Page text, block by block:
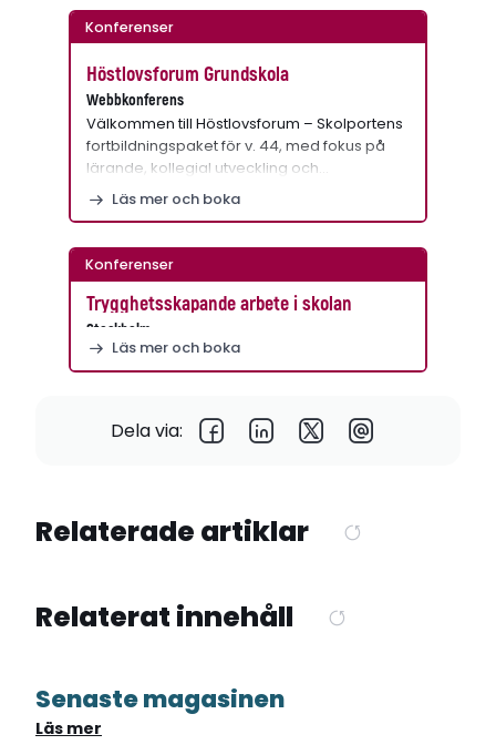
Konferenser
Höstlovsforum Grundskola
Webbkonferens
Välkommen till Höstlovsforum – Skolportens
fortbildningspaket för v. 44, med fokus på
lärande, kollegial utveckling och…
Läs mer och boka
Konferenser
Trygghetsskapande arbete i skolan
Stockholm
Läs mer och boka
Dela via:
Relaterade artiklar
Relaterat innehåll
Senaste magasinen
Läs mer